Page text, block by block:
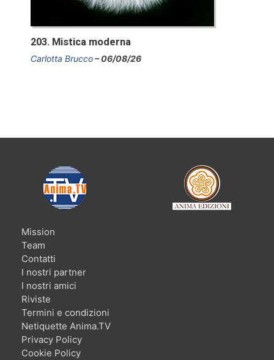
203. Mistica moderna
Carlotta Brucco 06/08/26
Mission
Team
Contatti
I nostri partner
I nostri amici
Riviste
Termini e condizioni
Netiquette Anima.TV
Privacy Policy
Cookie Policy